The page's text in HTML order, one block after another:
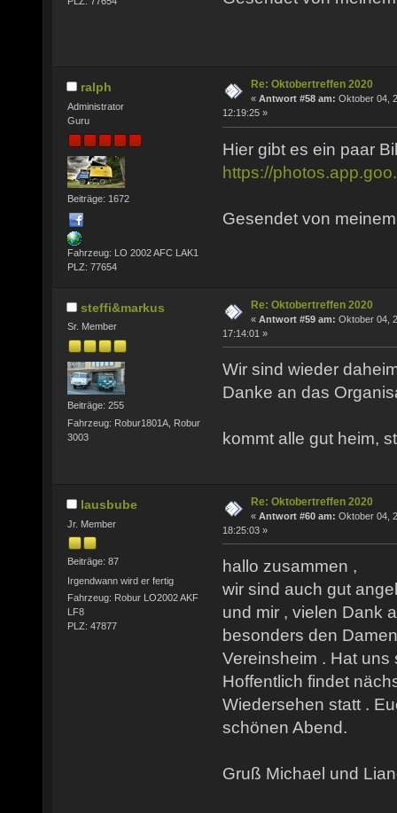
ralph
Administrator
Guru
Beiträge: 1672
Fahrzeug: LO 2002 AFC LAK1
PLZ: 77654
Re: Oktobertreffen 2020
« Antwort #58 am: Oktober 04,
12:19:25 »
Hier gibt es ein paar
https://
Gesendet von
steffi&markus
Sr. Member
Beiträge: 255
Fahrzeug: Robur1801A, Robur
3003
Re: Oktobertreffen 2020
« Antwort #59 am: Oktober 04,
17:14:01 »
Wir sind wieder
Danke an das
kommt alle gut heim,
lausbube
Jr. Member
Beiträge: 87
Irgendwann wird er fertig
Fahrzeug: Robur LO2002 AKF
LF8
PLZ: 47877
Re: Oktobertreffen 2020
« Antwort #60 am: Oktober 04,
18:25:03 »
hallo zusammen ,
wir sind auch gut
und mir , vielen Dank
besonders den
Vereinsheim . Hat uns
Hoffentlich findet
Wiedersehen statt .
schönen Abend.
Gruß Michael und